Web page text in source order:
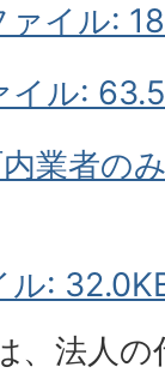
イル:
イル:
業者の
ル:
、法人